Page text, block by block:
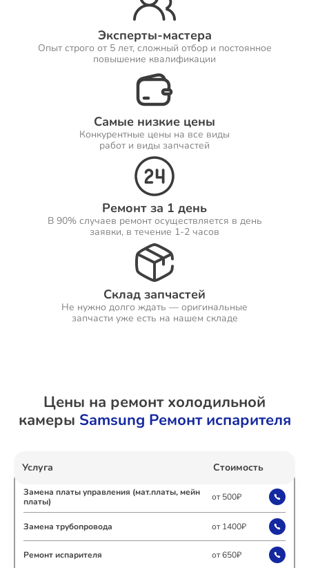
Эксперты-мастера
Опыт строго от 5 лет, сложный отбор и постоянное
повышение квалификации
Самые низкие цены
Конкурентные цены на все виды
работ и виды запчастей
Ремонт за 1 день
В 90% случаев ремонт осуществляется в день
заявки, в течение 1-2 часов
Склад запчастей
Не нужно долго ждать — оригинальные
запчасти уже есть на нашем складе
Цены на ремонт холодильной
камеры Samsung Ремонт испарителя
Услуга Стоимость
Замена платы управления (мат.платы, мейн
платы)
от 500₽
Замена трубопровода от 1400₽
Ремонт испарителя от 650₽
Ремонт Саундбаров
Ремонт VR систем
Ремонт Сабвуферов
Ремонт Посудомоечных машин
Ремонт Холодильников
Ремонт Акустических систем